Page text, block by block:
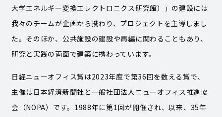
大学エネルギー変換エレクトロニクス研究館）」の建設には
我々のチームが企画から携わり、プロジェクトを主導しまし
た。そのほか、公共施設の建設や再編に関わることもあり、
研究と実践の両面で建築に携わっています。
日経ニューオフィス賞は2023年度で第36回を数える賞で、
主催は日本経済新聞社と一般社団法人ニューオフィス推進協
会（NOPA）です。1988年に第1回が開催され、以来、35年